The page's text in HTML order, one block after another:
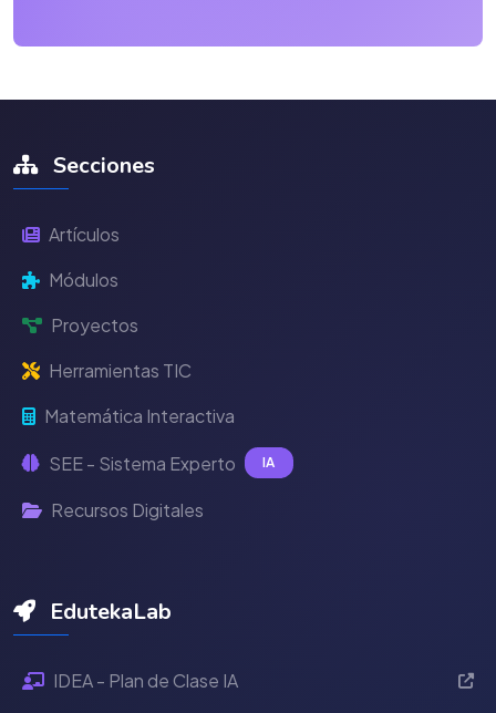
Secciones
Artículos
Módulos
Proyectos
Herramientas TIC
Matemática Interactiva
SEE - Sistema Experto IA
Recursos Digitales
EdutekaLab
IDEA - Plan de Clase IA